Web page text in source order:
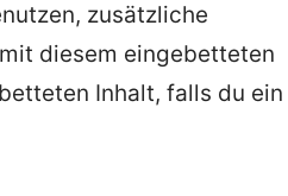
zusätzliche
diesem eingebetteten
Inhalt, falls du ein